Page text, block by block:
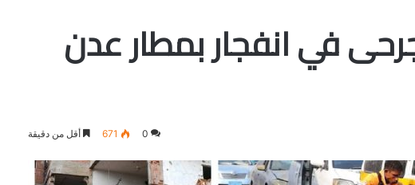
في انفجار بمطار عدن
0
671 أقل من دقيقة